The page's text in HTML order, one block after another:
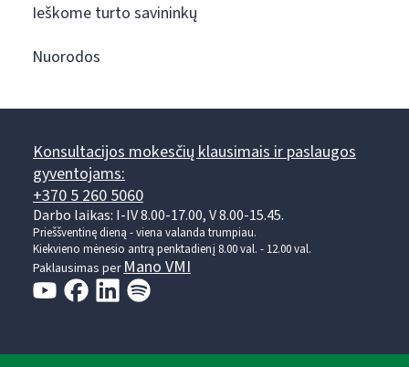
Ieškome turto savininkų
Nuorodos
Konsultacijos mokesčių klausimais ir paslaugos
gyventojams:
+370 5 260 5060
Darbo laikas: I-IV 8.00-17.00, V 8.00-15.45.
Prieššventinę dieną - viena valanda trumpiau.
Kiekvieno mėnesio antrą penktadienį 8.00 val. - 12.00 val.
Paklausimas per Mano VMI